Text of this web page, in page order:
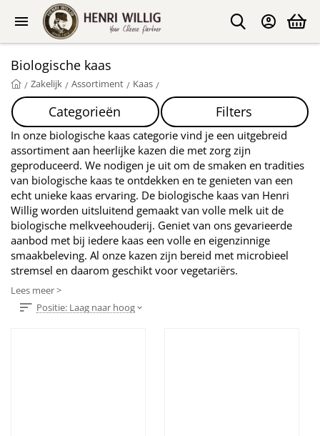
Biologische kaas
/ Zakelijk / Assortiment / Kaas /
Categorieën Filters
In onze biologische kaas categorie vind je een uitgebreid
assortiment aan heerlijke kazen die met zorg zijn
geproduceerd. We nodigen je uit om de smaken en tradities
van biologische kaas te ontdekken en te genieten van een
echt unieke kaas ervaring. De biologische kaas van Henri
Willig worden uitsluitend gemaakt van volle melk uit de
biologische melkveehouderij. Geniet van ons gevarieerde
aanbod met bij iedere kaas een volle en eigenzinnige
smaakbeleving. Al onze kazen zijn bereid met microbieel
stremsel en daarom geschikt voor vegetariërs.
Lees meer >
Positie: Laag naar hoog